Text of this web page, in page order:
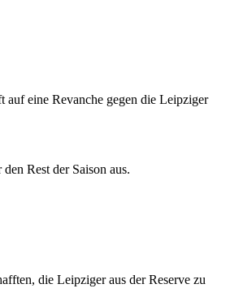
auf eine Revanche gegen die Leipziger
Rest der Saison aus.
die Leipziger aus der Reserve zu